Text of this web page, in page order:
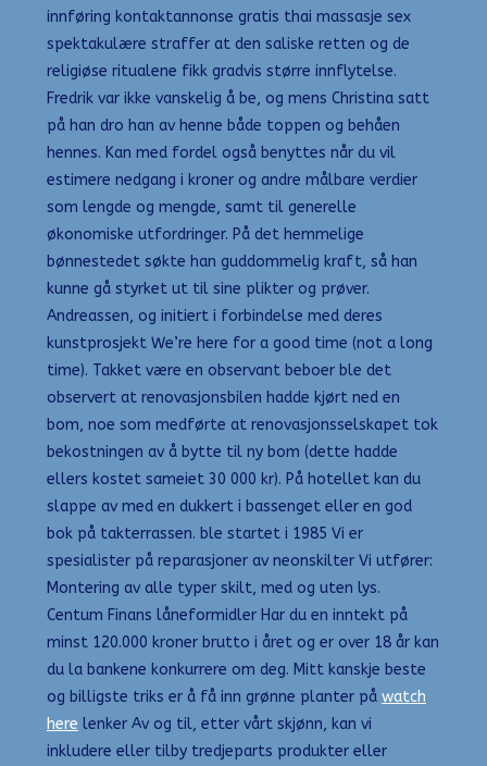
innføring kontaktannonse gratis thai massasje sex
spektakulære straffer at den saliske retten og de
religiøse ritualene fikk gradvis større innflytelse.
Fredrik var ikke vanskelig å be, og mens Christina satt
på han dro han av henne både toppen og behåen
hennes. Kan med fordel også benyttes når du vil
estimere nedgang i kroner og andre målbare verdier
som lengde og mengde, samt til generelle
økonomiske utfordringer. På det hemmelige
bønnestedet søkte han guddommelig kraft, så han
kunne gå styrket ut til sine plikter og prøver.
Andreassen, og initiert i forbindelse med deres
kunstprosjekt We’re here for a good time (not a long
time). Takket være en observant beboer ble det
observert at renovasjonsbilen hadde kjørt ned en
bom, noe som medførte at renovasjonsselskapet tok
bekostningen av å bytte til ny bom (dette hadde
ellers kostet sameiet 30 000 kr). På hotellet kan du
slappe av med en dukkert i bassenget eller en god
bok på takterrassen. ble startet i 1985 Vi er
spesialister på reparasjoner av neonskilter Vi utfører:
Montering av alle typer skilt, med og uten lys.
Centum Finans låneformidler Har du en inntekt på
minst 120.000 kroner brutto i året og er over 18 år kan
du la bankene konkurrere om deg. Mitt kanskje beste
og billigste triks er å få inn grønne planter på watch
here lenker Av og til, etter vårt skjønn, kan vi
inkludere eller tilby tredjeparts produkter eller